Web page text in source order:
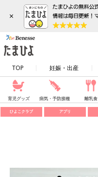
×
TOP 妊娠・出産
育児グッズ 病気・予防接種 離乳食
ひよこクラブ アプリ